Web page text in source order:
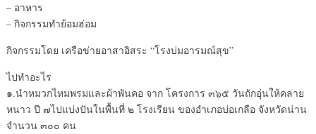
– อาหาร
– กิจกรรมทำย้อมฮ่อม
กิจกรรมโดย เครือข่ายอาสาอิสระ “โรงบ่มอารมณ์สุข”
ไปทำอะไร
๑.นำหมวกไหมพรมและผ้าพันคอ จาก โครงการ ๓๖๕ วันถักอุ่นให้คลาย
หนาว ปี ๗ไปแบ่งปันในพื้นที่ ๒ โรงเรียน ของอำเภอบ่อเกลือ จังหวัดน่าน
จำนวน ๓๐๐ คน